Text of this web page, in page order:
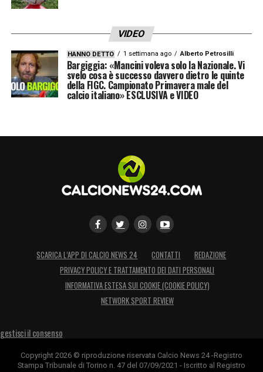
VIDEO
HANNO DETTO 1 settimana ago Alberto Petrosilli
Bargiggia: «Mancini voleva solo la Nazionale. Vi
svelo cosa è successo davvero dietro le quinte
della FIGC. Campionato Primavera male del
calcio italiano» ESCLUSIVA e VIDEO
SCARICA L’APP DI CALCIO NEWS 24 CONTATTI
REDAZIONE
PRIVACY POLICY E TRATTAMENTO DEI DATI PERSONALI
INFORMATIVA ESTESA SUI COOKIE (COOKIE POLICY)
NETWORK SPORT REVIEW
gestisci il consenso
Copyright 2026 © riproduzione riservata Calcio News 24 -Registro
Stampa Tribunale di Torino n. 47 del 07/09/2021 - Iscritto al Registro